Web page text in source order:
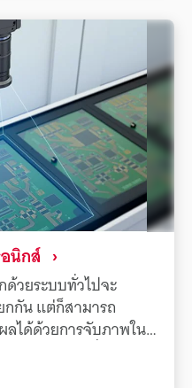
รับปรุงคุณภาพ
ห้ผลิตภัณฑ์ที่มีข้อ
อนิกส์
วยระบบทั่วไปจะ
กัน แต่ก็สามารถ
ลได้ด้วยการจับภาพใน
วด้วยกล้องที่มีพิกเซล